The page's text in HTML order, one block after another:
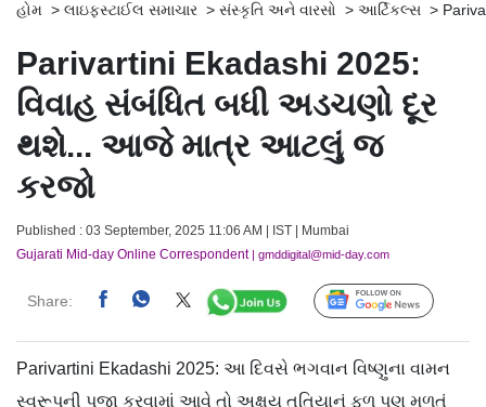
હોમ > લાઇફસ્ટાઈલ સમાચાર > સંસ્કૃતિ અને વારસો > આર્ટિકલ્સ >
Parivartini Ekadashi 2025:
વિવાહ સંબંધિત બધી અડચણો દૂર
થશે... આજે માત્ર આટલું જ
કરજો
Published : 03 September, 2025 11:06 AM | IST | Mumbai
Gujarati Mid-day Online Correspondent| gmddigital@mid-day.com
Share: Follow Us
Parivartini Ekadashi 2025: આ દિવસે ભગવાન વિષ્ણુના વામન
સ્વરૂપની પૂજા કરવામાં આવે તો અક્ષય તૃતિયાનું ફળ પણ મળતું